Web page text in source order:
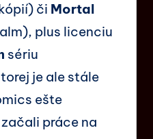
či Mortal
plus licenciu
sériu
je ale stále
ešte
práce na